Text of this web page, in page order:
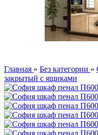
Главная » Без категории »
закрытый с ящиками